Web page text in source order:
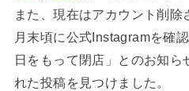
また、現在はアカウント削
月末頃に公式Instagramを確
日をもって閉店」とのお知ら
れた投稿を見つけました。